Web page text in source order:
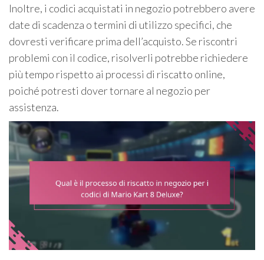
Inoltre, i codici acquistati in negozio potrebbero avere
date di scadenza o termini di utilizzo specifici, che
dovresti verificare prima dell’acquisto. Se riscontri
problemi con il codice, risolverli potrebbe richiedere
più tempo rispetto ai processi di riscatto online,
poiché potresti dover tornare al negozio per
assistenza.